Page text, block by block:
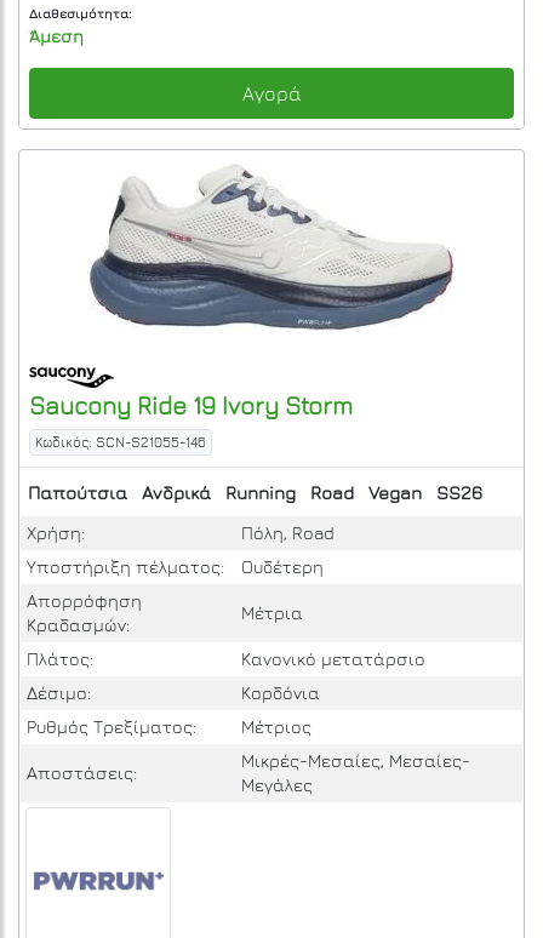
Διαθεσιμότητα:
Άμεση
Αγορά
Saucony Ride 19 Ivory Storm
Κωδικός: SCN-S21055-146
Παπούτσια Ανδρικά Running Road Vegan
SS26
Χρήση:
Πόλη, Road
Υποστήριξη πέλματος:
Ουδέτερη
Απορρόφηση
Κραδασμών:
Μέτρια
Πλάτος:
Κανονικό μετατάρσιο
Δέσιμο:
Κορδόνια
Ρυθμός Τρεξίματος:
Μέτριος
Αποστάσεις:
Μικρές-Μεσαίες, Μεσαίες-
Μεγάλες